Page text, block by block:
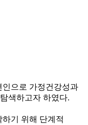
인으로 가정건강성과
색하고자 하였다.
기 위해 단계적